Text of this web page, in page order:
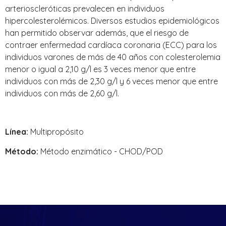
arterioscleróticas prevalecen en individuos
hipercolesterolémicos. Diversos estudios epidemiológicos
han permitido observar además, que el riesgo de
contraer enfermedad cardíaca coronaria (ECC) para los
individuos varones de más de 40 años con colesterolemia
menor o igual a 2,10 g/l es 3 veces menor que entre
individuos con más de 2,30 g/l y 6 veces menor que entre
individuos con más de 2,60 g/l.
Línea: Multipropósito
Método: Método enzimático - CHOD/POD